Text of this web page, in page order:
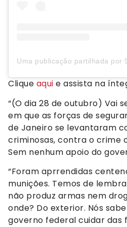
Clique aqui e assista na
“(O dia 28 de outubro) Vai
em que as forças de
de Janeiro se levantaram
criminosas, contra o crime
Sem nenhum apoio do
“Foram aprrendidas
munições. Temos de
não produz armas nem
onde? Do exterior. Nós
governo federal cuidar das